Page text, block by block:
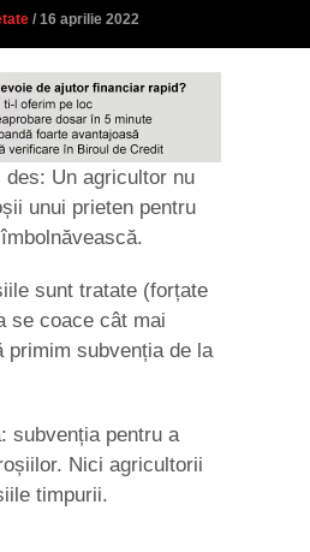
/ 16 aprilie 2022
des: Un agricultor nu
unui prieten pentru
sunt tratate (forțate
se coace cât mai
primim subvenția de la
subvenția pentru a
Nici agricultorii
timpurii.